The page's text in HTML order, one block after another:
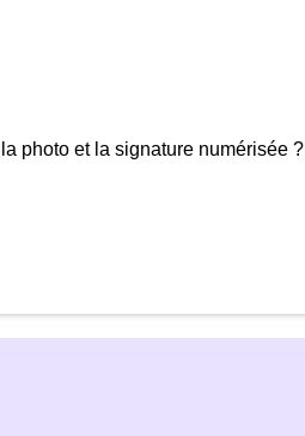
photo et la signature numérisée ?